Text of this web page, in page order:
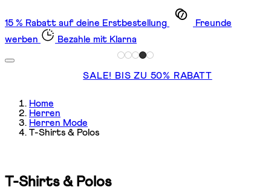
15 % Rabatt auf deine Erstbestellung
Freunde
werben
Bezahle mit Klarna
SALE! BIS ZU 50% RABATT
Home
Herren
Herren Mode
T-Shirts & Polos
T-Shirts & Polos